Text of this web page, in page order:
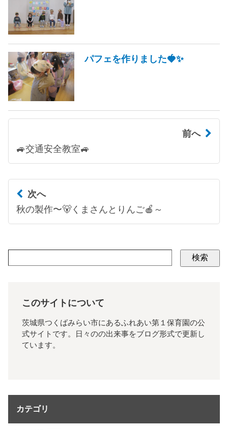
パフェを作りました🍓✨
前へ
🚙交通安全教室🚙
次へ
秋の製作〜🐻くまさんとりんご🍎～
検索
このサイトについて
茨城県つくばみらい市にあるふれあい第１保育園の公
式サイトです。日々のの出来事をブログ形式で更新し
ています。
カテゴリ